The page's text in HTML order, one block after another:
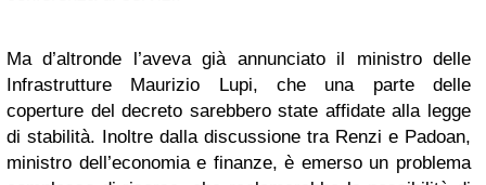
Ma d’altronde l’aveva già annunciato il ministro delle
Infrastrutture Maurizio Lupi, che una parte delle
coperture del decreto sarebbero state affidate alla legge
di stabilità. Inoltre dalla discussione tra Renzi e Padoan,
ministro dell’economia e finanze, è emerso un problema